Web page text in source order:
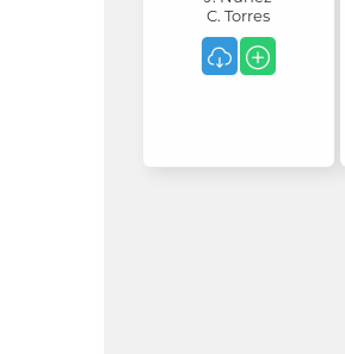
C. Torres